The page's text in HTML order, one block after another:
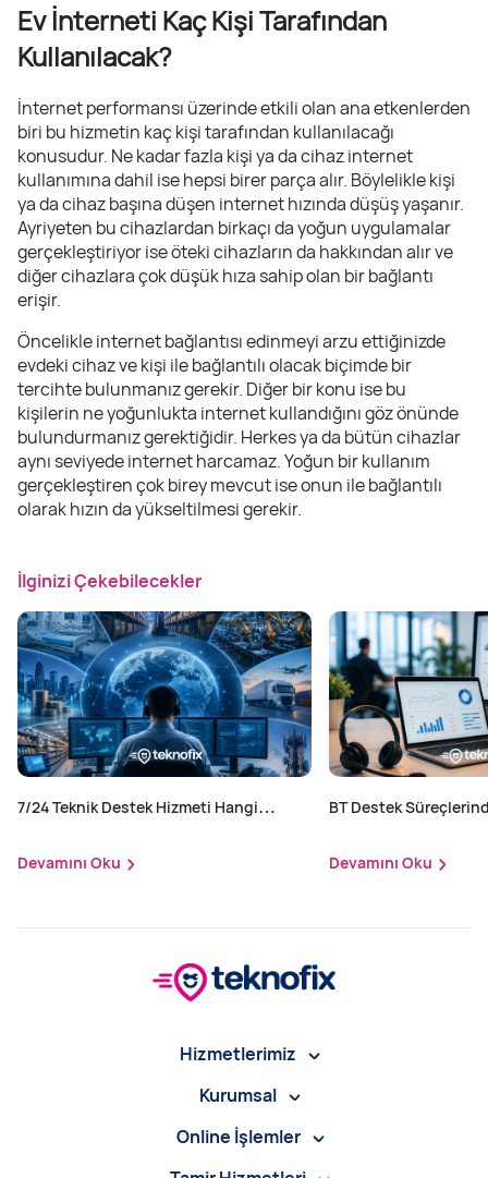
Ev İnterneti Kaç Kişi Tarafından
Kullanılacak?
İnternet performansı üzerinde etkili olan ana etkenlerden
biri bu hizmetin kaç kişi tarafından kullanılacağı
konusudur. Ne kadar fazla kişi ya da cihaz internet
kullanımına dahil ise hepsi birer parça alır. Böylelikle kişi
ya da cihaz başına düşen internet hızında düşüş yaşanır.
Ayriyeten bu cihazlardan birkaçı da yoğun uygulamalar
gerçekleştiriyor ise öteki cihazların da hakkından alır ve
diğer cihazlara çok düşük hıza sahip olan bir bağlantı
erişir.
Öncelikle internet bağlantısı edinmeyi arzu ettiğinizde
evdeki cihaz ve kişi ile bağlantılı olacak biçimde bir
tercihte bulunmanız gerekir. Diğer bir konu ise bu
kişilerin ne yoğunlukta internet kullandığını göz önünde
bulundurmanız gerektiğidir. Herkes ya da bütün cihazlar
aynı seviyede internet harcamaz. Yoğun bir kullanım
gerçekleştiren çok birey mevcut ise onun ile bağlantılı
olarak hızın da yükseltilmesi gerekir.
İlginizi Çekebilecekler
7/24 Teknik Destek Hizmeti Hangi
Devamını Oku
BT Destek
Devamını Oku
Hizmetlerimiz
Kurumsal
Online İşlemler